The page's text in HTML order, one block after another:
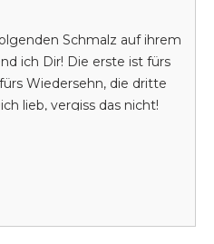
Schmalz auf ihrem
ich Dir! Die erste ist fürs
Wiedersehn, die dritte
lieb, vergiss das nicht!